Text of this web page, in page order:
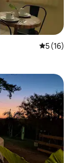
평점 5점
5 (16)